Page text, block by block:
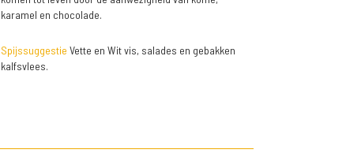
karamel en chocolade.
Spijssuggestie Vette en Wit vis, salades en gebakken
kalfsvlees.